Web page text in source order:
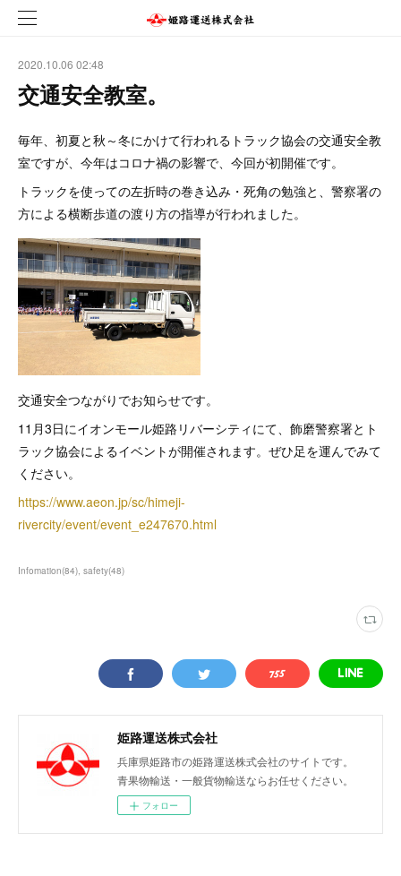
2020.10.06 02:48
交通安全教室。
毎年、初夏と秋～冬にかけて行われるトラック協会の交通安全教
室ですが、今年はコロナ禍の影響で、今回が初開催です。
トラックを使っての左折時の巻き込み・死角の勉強と、警察署の
方による横断歩道の渡り方の指導が行われました。
交通安全つながりでお知らせです。
11月3日にイオンモール姫路リバーシティにて、飾磨警察署とト
ラック協会によるイベントが開催されます。ぜひ足を運んでみて
ください。
https://www.aeon.jp/sc/himeji-
rivercity/event/event_e247670.html
Infomation(84) safety(48)
姫路運送株式会社
兵庫県姫路市の姫路運送株式会社のサイトです。
青果物輸送・一般貨物輸送ならお任せください。
フォロー